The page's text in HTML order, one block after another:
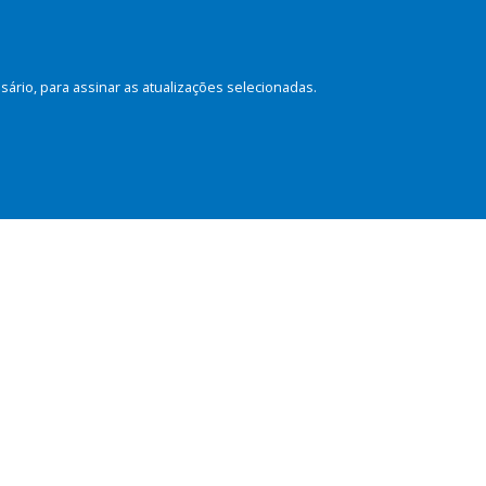
para assinar as atualizações selecionadas.